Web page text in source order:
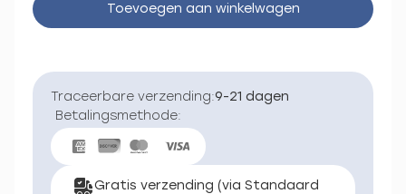
Toevoegen aan winkelwagen
Traceerbare verzending:9-21 dagen
Betalingsmethode:
Gratis verzending (via Standaard